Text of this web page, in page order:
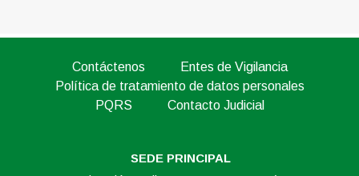
Contáctenos
Entes de Vigilancia
Política de tratamiento de datos personales
PQRS
Contacto Judicial
SEDE PRINCIPAL